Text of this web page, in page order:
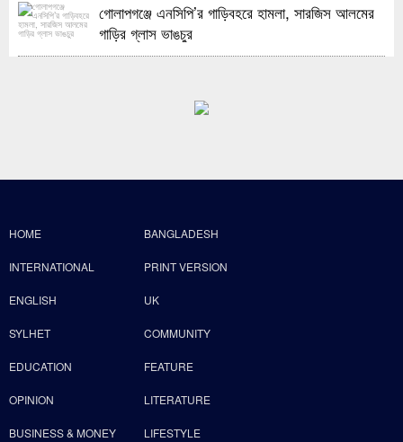
গোলাপগঞ্জে এনসিপি’র গাড়িবহরে হামলা, সারজিস আলমের
গাড়ির গ্লাস ভাঙচুর
HOME BANGLADESH
INTERNATIONAL PRINT VERSION
ENGLISH UK
SYLHET COMMUNITY
EDUCATION FEATURE
OPINION LITERATURE
BUSINESS & MONEY LIFESTYLE